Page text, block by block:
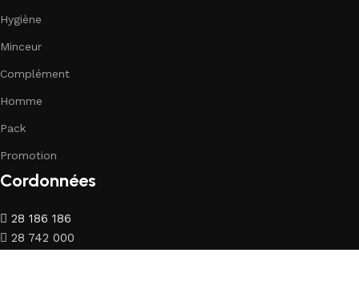
Hygiène
Minceur
Complément
Homme
Pack
Promotion
Cordonnées
28 186 186
28 742 000